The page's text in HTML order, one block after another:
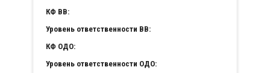
КФ ВВ:
Уровень ответственности ВВ:
КФ ОДО:
Уровень ответственности ОДО: